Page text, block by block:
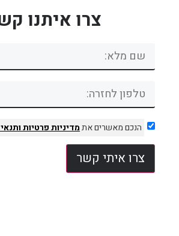
צרו איתנו
הנכם מאשרים אתמדיניות פרטיות
צרו איתי קשר